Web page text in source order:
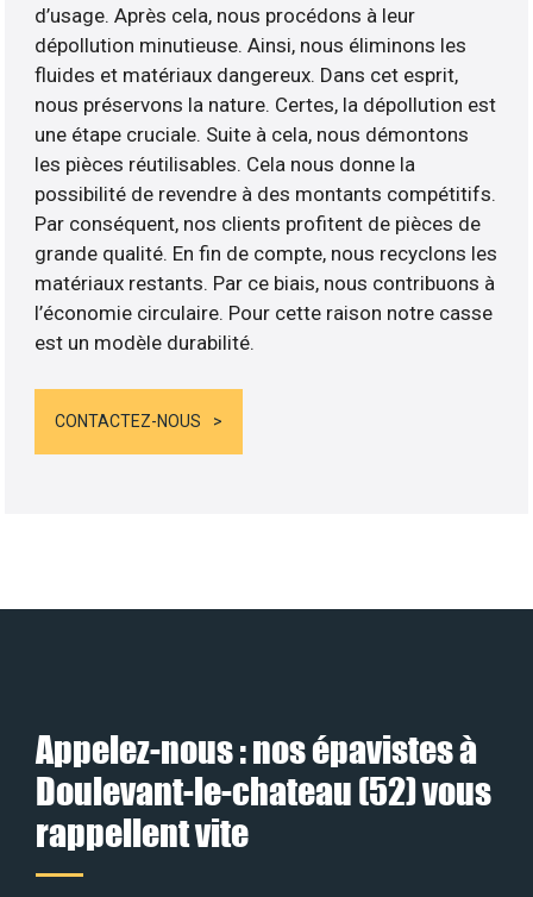
d’usage. Après cela, nous procédons à leur
dépollution minutieuse. Ainsi, nous éliminons les
fluides et matériaux dangereux. Dans cet esprit,
nous préservons la nature. Certes, la dépollution est
une étape cruciale. Suite à cela, nous démontons
les pièces réutilisables. Cela nous donne la
possibilité de revendre à des montants compétitifs.
Par conséquent, nos clients profitent de pièces de
grande qualité. En fin de compte, nous recyclons les
matériaux restants. Par ce biais, nous contribuons à
l’économie circulaire. Pour cette raison notre casse
est un modèle durabilité.
CONTACTEZ-NOUS
Appelez-nous : nos épavistes à
Doulevant-le-chateau (52) vous
rappellent vite